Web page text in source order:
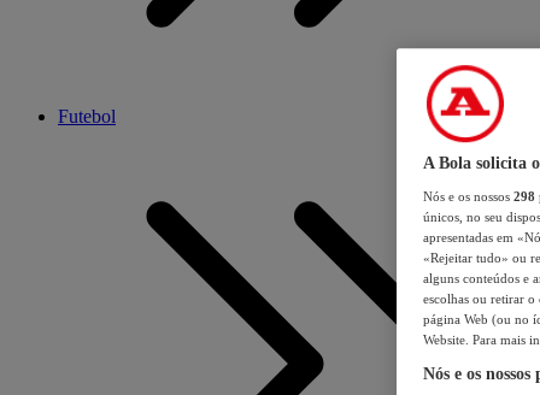
Futebol
A Bola solicita
Nós e os nossos 298
únicos, no seu
apresentadas em
«Rejeitar tudo» ou
alguns conteúdos e
escolhas ou retirar
página Web (ou no
Website. Para mais
Nós e os